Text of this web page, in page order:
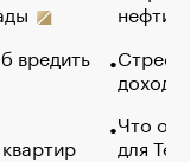
вредить
нефти
Что
для